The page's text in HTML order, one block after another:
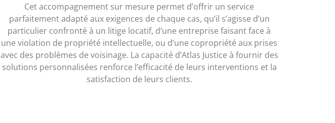
Cet accompagnement sur mesure permet d’offrir un service
parfaitement adapté aux exigences de chaque cas, qu’il s’agisse d’un
particulier confronté à un litige locatif, d’une entreprise faisant face à
une violation de propriété intellectuelle, ou d’une copropriété aux prises
avec des problèmes de voisinage. La capacité d’Atlas Justice à fournir des
solutions personnalisées renforce l’efficacité de leurs interventions et la
satisfaction de leurs clients.